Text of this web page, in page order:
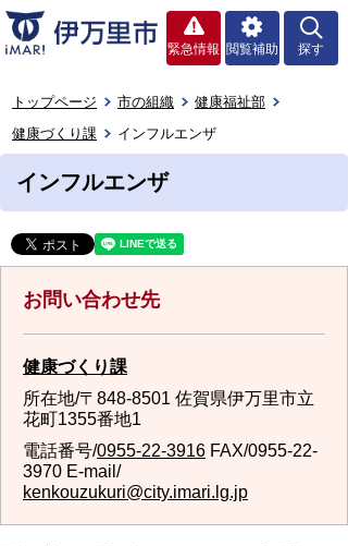
緊急情報 閲覧補助 探す
トップページ 市の組織
健康福祉部
健康づくり課
インフルエンザ
インフルエンザ
お問い合わせ先
健康づくり課
所在地/〒848-8501 佐賀県伊万里市立
花町1355番地1
電話番号/0955-22-3916 FAX/0955-22-
3970 E-mail/
kenkouzukuri@city.imari.lg.jp